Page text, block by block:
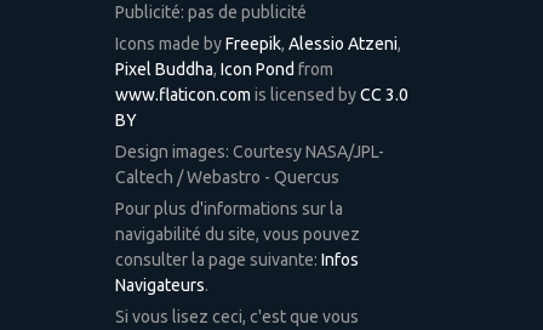
Publicité: pas de publicité
Icons made byFreepik, Alessio Atzeni,
Pixel Buddha, Icon Pond from
www.flaticon.com is licensed byCC 3.0
BY
Design images: Courtesy NASA/JPL-
Caltech / Webastro - Quercus
Pour plus d'informations sur la
navigabilité du site, vous pouvez
consulter la page suivante: Infos
Navigateurs.
Si vous lisez ceci, c'est que vous